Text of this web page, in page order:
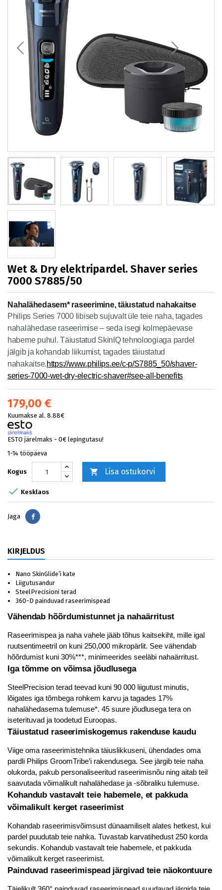
Wet & Dry elektripardel. Shaver series
7000 S7885/50
Nahalähedasem* raseerimine, täiustatud nahakaitse
Philips Series 7000 libiseb sujuvalt üle teie naha, tagades
nahalähedase raseerimise – seda isegi kolmepäevase
habeme puhul. Täiustatud SkinIQ tehnoloogiaga pardel
jälgib ja kohandab liikumist, tagades täiustatud
nahakaitse.https://www.philips.ee/c-p/S7885_50/shaver-
series-7000-wet-dry-electric-shaver#see-all-benefits
179,00 €
Kuumakse al. 8.88€
ESTO järelmaks - 0€ lepingutasu!
1-14 tööpäeva
Kogus  Lisa ostukorvi
 Kesklaos
Jaga Jaga
KIRJELDUS
Nano SkinGlide’i kate
Liigutusandur
SteelPrecisioni terad
360-D painduvad raseerimispead
Vähendab hõõrdumistunnet ja nahaärritust
Raseerimispea ja naha vahele jääb tõhus kaitsekiht, mille igal
ruutsentimeetril on kuni 250,000 mikropärlit. See vähendab
hõõrdumist kuni 30%***, minimeerides seeläbi nahaärritust.
Iga tõmme on võimsa jõudlusega
SteelPrecision terad teevad kuni 90 000 liigutust minutis,
lõigates iga tõmbega rohkem karvu ja tagades 17%
nahalähedasema tulemuse*. 45 suure jõudlusega tera on
iseterituvad ja toodetud Euroopas.
Täiustatud raseerimiskogemus rakenduse kaudu
Viige oma raseerimistehnika täiuslikkuseni, ühendades oma
pardli Philips GroomTribe’i rakendusega. See järgib teie naha
olukorda, pakub personaliseeritud raseerimisnõu ning aitab teil
saavutada võimalikult nahalähedase ja -sõbraliku tulemuse.
Kohandub vastavalt teie habemele, et pakkuda
võimalikult kerget raseerimist
Kohandab raseerimisvõimsust dünaamiliselt alates hetkest, kui
pardel puudutab teie nahka. Tuvastab karvatihedust 250 korda
sekundis. Kohandub vastavalt teie habemele, et pakkuda
võimalikult kerget raseerimist.
Painduvad raseerimispead järgivad teie näokontuure